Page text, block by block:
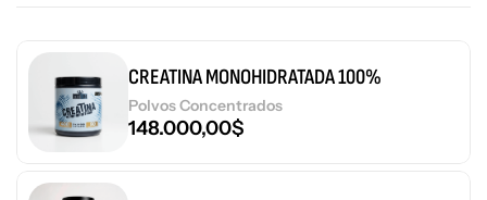
CREATINA MONOHIDRATADA 100%
Polvos Concentrados
148.000,00$